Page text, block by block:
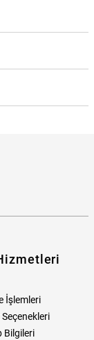
İşlemleri
Bilgileri